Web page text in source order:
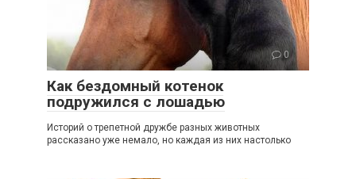
0
Как бездомный котенок
подружился с лошадью
Историй о трепетной дружбе разных животных
рассказано уже немало, но каждая из них настолько